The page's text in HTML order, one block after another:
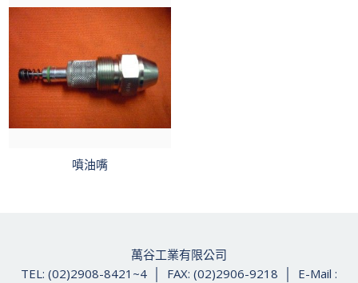
噴油嘴
萬谷工業有限公司
TEL: (02)2908-8421~4 │ FAX: (02)2906-9218 │ E-Mail :